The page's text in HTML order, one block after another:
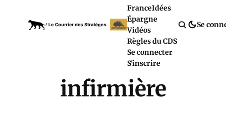
FranceIdées
Épargne
Vidéos
Règles du CDS
Se connecter
S'inscrire
Se
infirmière